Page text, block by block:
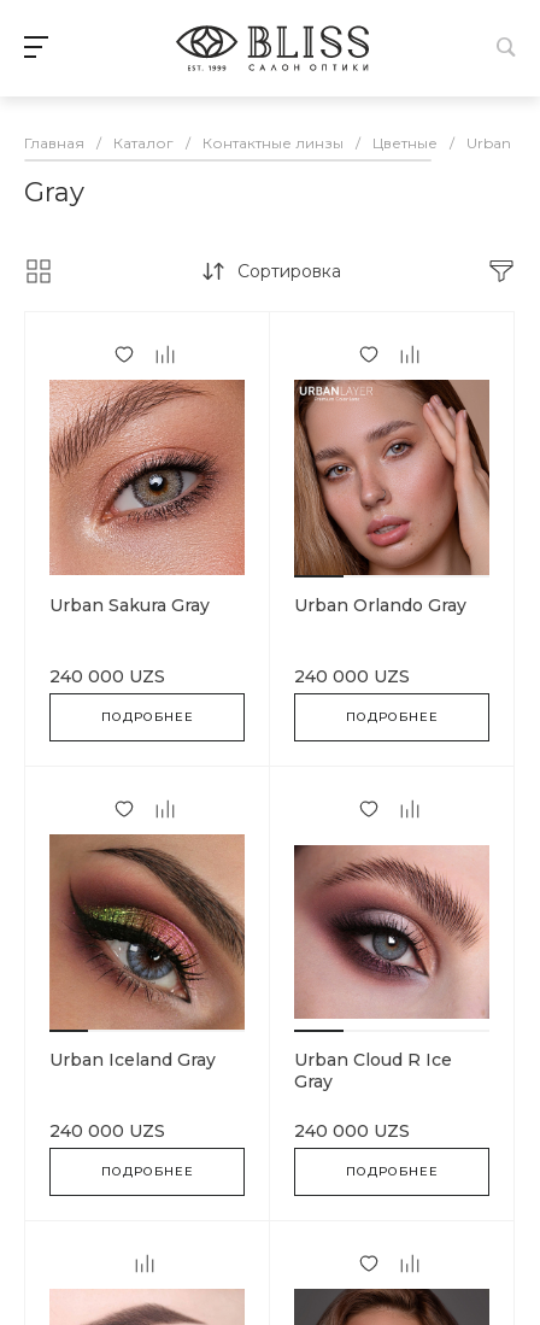
Главная / Каталог / Контактные линзы / Цветные / Urban
Gray
Сортировка
Urban Sakura Gray
240 000 UZS
ПОДРОБНЕЕ
Urban Orlando Gray
240 000 UZS
ПОДРОБНЕЕ
Urban Iceland Gray
240 000 UZS
ПОДРОБНЕЕ
Urban Cloud R Ice
Gray
240 000 UZS
ПОДРОБНЕЕ